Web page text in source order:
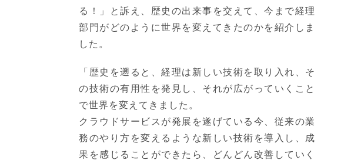
る！」と訴え、歴史の出来事を交えて、今まで経理
部門がどのように世界を変えてきたのかを紹介しま
した。
「歴史を遡ると、経理は新しい技術を取り入れ、そ
の技術の有用性を発見し、それが広がっていくこと
で世界を変えてきました。
クラウドサービスが発展を遂げている今、従来の業
務のやり方を変えるような新しい技術を導入し、成
果を感じることができたら、どんどん改善していく